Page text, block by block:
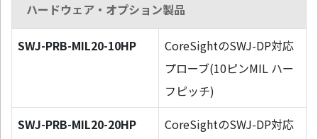
ハードウェア・オプション製品
SWJ-PRB-MIL20-10HP
CoreSightのSWJ-DP対応
プローブ(10ピンMIL ハー
フピッチ)
SWJ-PRB-MIL20-20HP
CoreSightのSWJ-DP対応